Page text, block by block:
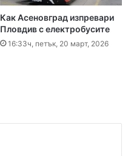
Как Асеновград изпревари
Пловдив с електробусите
16:33ч, петък, 20 март, 2026